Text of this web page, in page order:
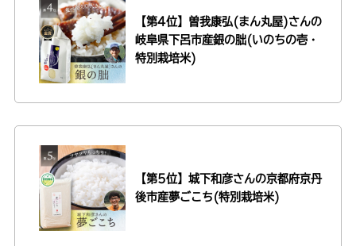
【第4位】曽我康弘(まん丸屋)さんの
岐阜県下呂市産銀の朏(いのちの壱・
特別栽培米)
【第5位】城下和彦さんの京都府京丹
後市産夢ごこち(特別栽培米)